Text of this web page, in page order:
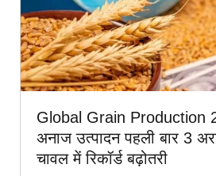
Global Grain Production
अनाज उत्पादन पहली बार 3
चावल में रिकॉर्ड बढ़ोतरी